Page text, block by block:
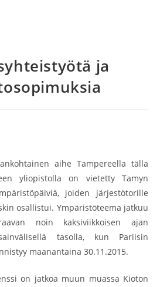
ja
aihe Tampereella tälla
yliopistolla on vietetty Tamyn
joiden järjestötorille
osallistui. Ympäristöteema jatkuu
noin kaksiviikkoisen ajan
tasolla, kun Pariisin
maanantaina 30.11.2015.
on jatkoa muun muassa Kioton